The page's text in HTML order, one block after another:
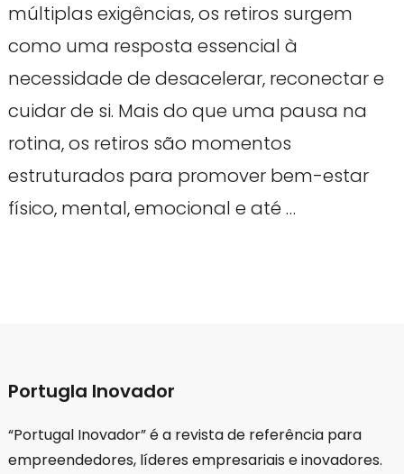
múltiplas exigências, os retiros surgem
como uma resposta essencial à
necessidade de desacelerar, reconectar e
cuidar de si. Mais do que uma pausa na
rotina, os retiros são momentos
estruturados para promover bem-estar
físico, mental, emocional e até …
Portugla Inovador
“Portugal Inovador” é a revista de referência para
empreendedores, líderes empresariais e inovadores.